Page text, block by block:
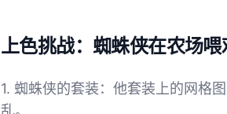
上色挑战：蜘蛛侠在农场
1. 蜘蛛侠的套装：他套装上的网格
乱。